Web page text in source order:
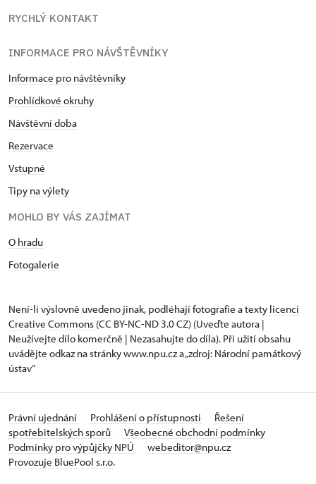
RYCHLÝ KONTAKT
INFORMACE PRO NÁVŠTĚVNÍKY
Informace pro návštěvníky
Prohlídkové okruhy
Návštěvní doba
Rezervace
Vstupné
Tipy na výlety
MOHLO BY VÁS ZAJÍMAT
O hradu
Fotogalerie
Není-li výslovně uvedeno jinak, podléhají fotografie a texty licenci
Creative Commons (CC BY-NC-ND 3.0 CZ) (Uveďte autora |
Neužívejte dílo komerčně | Nezasahujte do díla). Při užití obsahu
uvádějte odkaz na stránky www.npu.cz a „zdroj: Národní památkový
ústav“
Právní ujednání Prohlášení o přístupnosti
Řešení
spotřebitelských sporů
Všeobecné obchodní podmínky
Podmínky pro výpůjčky NPÚ
webeditor@npu.cz
Provozuje BluePool s.r.o.